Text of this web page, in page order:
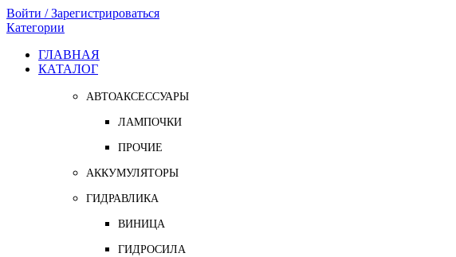
Войти / Зарегистрироваться
Категории
ГЛАВНАЯ
КАТАЛОГ
АВТОАКСЕССУАРЫ
ЛАМПОЧКИ
ПРОЧИЕ
АККУМУЛЯТОРЫ
ГИДРАВЛИКА
ВИНИЦА
ГИДРОСИЛА